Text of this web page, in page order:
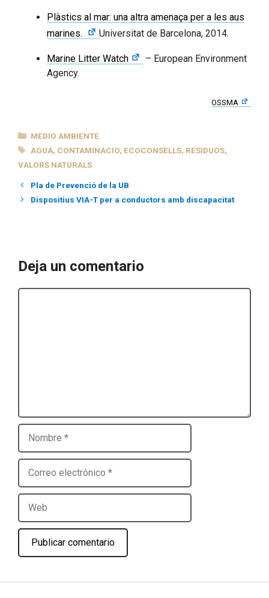
Plàstics al mar: una altra amenaça per a les aus
marines.
Universitat de Barcelona, 2014.
Marine Litter Watch
– European Environment
Agency.
OSSMA
CATEGORÍAS
MEDIO AMBIENTE
ETIQUETAS
AGUA, CONTAMINACIO, ECOCONSELLS, RESIDUOS,
VALORS NATURALS
Pla de Prevenció de la UB
Dispositius VIA-T per a conductors amb discapacitat
Deja un comentario
Nombre
Correo
electrónico
Web